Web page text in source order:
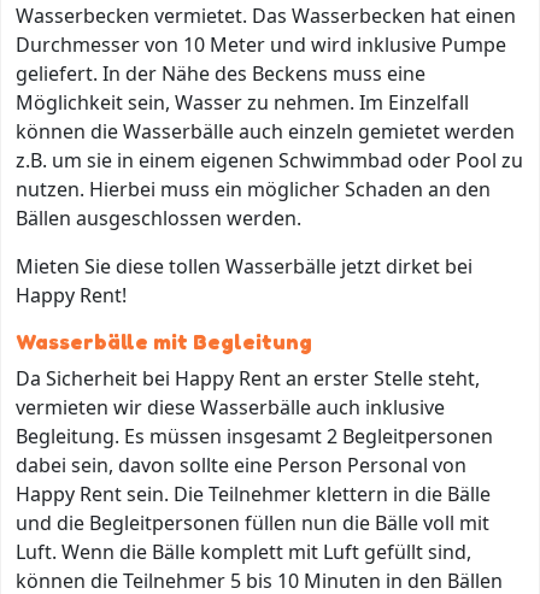
Wasserbecken vermietet. Das Wasserbecken hat einen
Durchmesser von 10 Meter und wird inklusive Pumpe
geliefert. In der Nähe des Beckens muss eine
Möglichkeit sein, Wasser zu nehmen. Im Einzelfall
können die Wasserbälle auch einzeln gemietet werden
z.B. um sie in einem eigenen Schwimmbad oder Pool zu
nutzen. Hierbei muss ein möglicher Schaden an den
Bällen ausgeschlossen werden.
Mieten Sie diese tollen Wasserbälle jetzt dirket bei
Happy Rent!
Wasserbälle mit Begleitung
Da Sicherheit bei Happy Rent an erster Stelle steht,
vermieten wir diese Wasserbälle auch inklusive
Begleitung. Es müssen insgesamt 2 Begleitpersonen
dabei sein, davon sollte eine Person Personal von
Happy Rent sein. Die Teilnehmer klettern in die Bälle
und die Begleitpersonen füllen nun die Bälle voll mit
Luft. Wenn die Bälle komplett mit Luft gefüllt sind,
können die Teilnehmer 5 bis 10 Minuten in den Bällen